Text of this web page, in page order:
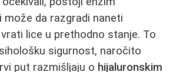
može da razgradi naneti
lice u prethodno stanje. To
sigurnost, naročito
put razmišljaju o hijaluronskim